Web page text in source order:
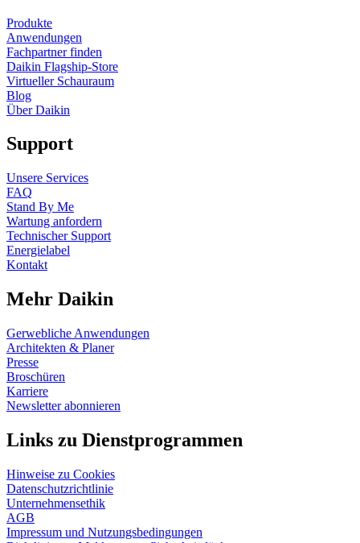
Produkte
Anwendungen
Fachpartner finden
Daikin Flagship-Store
Virtueller Schauraum
Blog
Über Daikin
Support
Unsere Services
FAQ
Stand By Me
Wartung anfordern
Technischer Support
Energielabel
Kontakt
Mehr Daikin
Gerwebliche Anwendungen
Architekten & Planer
Presse
Broschüren
Karriere
Newsletter abonnieren
Links zu Dienstprogrammen
Hinweise zu Cookies
Datenschutzrichtlinie
Unternehmensethik
AGB
Impressum und Nutzungsbedingungen